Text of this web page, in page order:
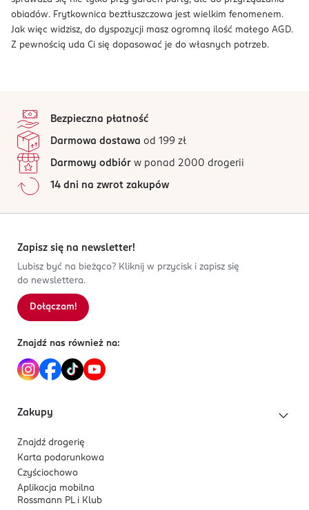
obiadów. Frytkownica beztłuszczowa jest wielkim fenomenem.
Jak więc widzisz, do dyspozycji masz ogromną ilość małego AGD.
Z pewnością uda Ci się dopasować je do własnych potrzeb.
Bezpieczna płatność
Darmowa dostawa od 199 zł
Darmowy odbiór w ponad 2000 drogerii
14 dni na zwrot zakupów
Zapisz się na newsletter!
Lubisz być na bieżąco? Kliknij w przycisk i zapisz się
do newslettera.
Dołączam!
Znajdź nas również na:
Zakupy
Znajdź drogerię
Karta podarunkowa
Czyściochowo
Aplikacja mobilna
Rossmann PL i Klub